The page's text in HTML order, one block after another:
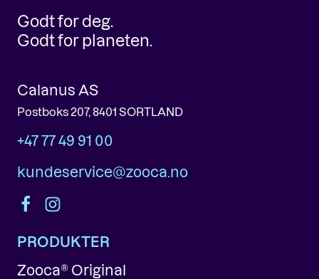
Godt for deg.
Godt for planeten.
Calanus AS
Postboks 207, 8401 SORTLAND
+47 77 49 91 00
kundeservice@zooca.no
PRODUKTER
Zooca® Original